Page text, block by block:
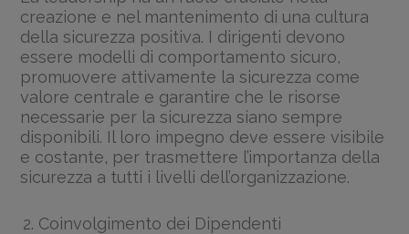
creazione e nel mantenimento di una cultura
della sicurezza positiva. I dirigenti devono
essere modelli di comportamento sicuro,
promuovere attivamente la sicurezza come
valore centrale e garantire che le risorse
necessarie per la sicurezza siano sempre
disponibili. Il loro impegno deve essere visibile
e costante, per trasmettere l’importanza della
sicurezza a tutti i livelli dell’organizzazione.
Coinvolgimento dei Dipendenti